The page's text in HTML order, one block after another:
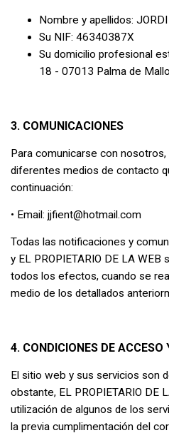
Nombre y apellidos:
​Su NIF: 46340387X
Su domicilio profesional
18 - 07013 Palma de
3. COMUNICACIONES
Para comunicarse con
diferentes medios de contacto
continuación:
• Email: jjfient@hotmail.com
Todas las notificaciones y
y EL PROPIETARIO DE LA
todos los efectos, cuando se
medio de los detallados
4. CONDICIONES DE
El sitio web y sus servicios son
obstante, EL PROPIETARIO DE
utilización de algunos de los
la previa cumplimentación del